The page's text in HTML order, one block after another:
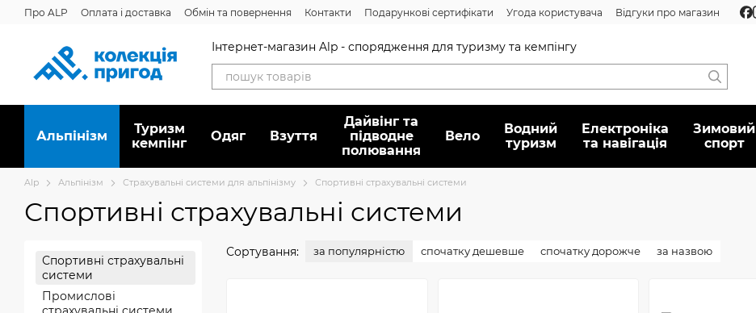
Перейти до основного контенту
Про ALP Оплата і доставка Обмін та повернення Контакти Подарункові сертифікати Угода користувача
Відгуки про магазин
Інтернет-магазин Alp - спорядження для туризму та кемпінгу
Альпінізм
Туризм
кемпінг
Oдяг Взуття
Дайвінг та
підводне
полювання
Вело
Водний
туризм
Електроніка
та навігація
Зимовий
спорт
Alp Альпінізм Страхувальні системи для альпінізму Спортивні страхувальні системи
Спортивні страхувальні системи
Сортування: за популярністю спочатку дешевше спочатку дорожче за назвою
Спортивні страхувальні
системи
Промислові